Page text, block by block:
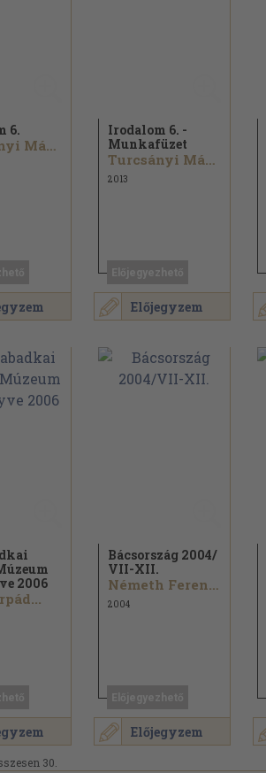
6.
Turcsányi Márta
Előjegyzem
Irodalom 6. -
Munkafüzet
Turcsányi Márta
2013
2006
Előjegyzem
Bácsország 2004/
VII-XII.
Németh Ferenc...
2004
30.